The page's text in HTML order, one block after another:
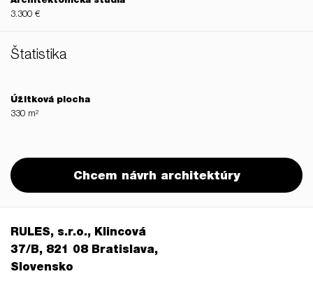
3.300 €
Štatistika
Úžitková plocha
330 m²
Chcem návrh architektúry
RULES, s.r.o., Klincová
37/B, 821 08 Bratislava,
Slovensko